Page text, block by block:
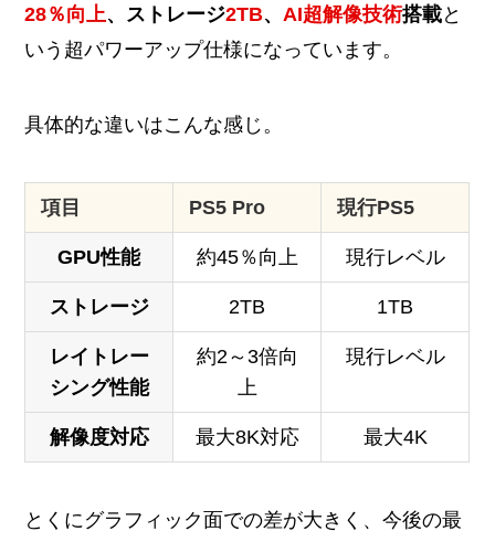
28％向上、ストレージ2TB、AI超解像技術搭載と
いう超パワーアップ仕様になっています​。
具体的な違いはこんな感じ。
項目 PS5 Pro 現行PS5
GPU性能 約45％向上 現行レベル
ストレージ 2TB 1TB
レイトレー
シング性能
約2～3倍向
上
現行レベル
解像度対応 最大8K対応 最大4K
とくにグラフィック面での差が大きく、今後の最